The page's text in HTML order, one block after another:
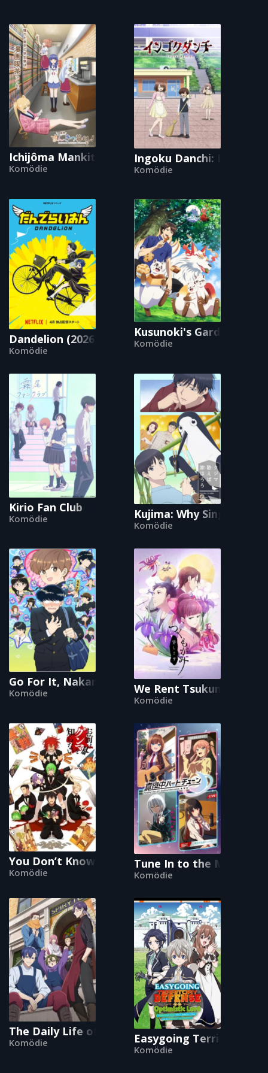
Ichijôma Mankitsu Gurashi!
Komödie
Ingoku Danchi:
Komödie
Dandelion (2026)
Komödie
Kusunoki's Garden of
Komödie
Kirio Fan Club
Komödie Kujima: Why Sing, When
Komödie
Go For It, Nakamura-kun!!
Komödie We Rent Tsukumogami
Komödie
You Don’t Know Gunma Yet
Komödie
Tune In to the Midnight
Komödie
The Daily Life of a Part-time Torturer
Komödie Easygoing Territory
Komödie